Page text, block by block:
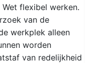
flexibel werken.
van de
werkplek alleen
worden
van redelijkheid